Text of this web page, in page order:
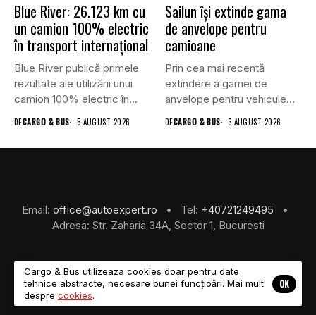
Blue River: 26.123 km cu
un camion 100% electric
în transport internațional
Blue River publică primele
rezultate ale utilizării unui
camion 100% electric în...
DECARGO & BUS 5 AUGUST 2026
Sailun își extinde gama
de anvelope pentru
camioane
Prin cea mai recentă
extindere a gamei de
anvelope pentru vehicule
comerciale,...
DECARGO & BUS 3 AUGUST 2026
Email: office@autoexpert.ro • Tel: +40721249495
•
Adresa: Str. Zaharia 34A, Sector 1, Bucuresti
©2026 Cargo & Bus
Cargo & Bus utilizeaza cookies doar pentru date
tehnice abstracte, necesare bunei funcțioări. Mai mult
despre cookies.
OK